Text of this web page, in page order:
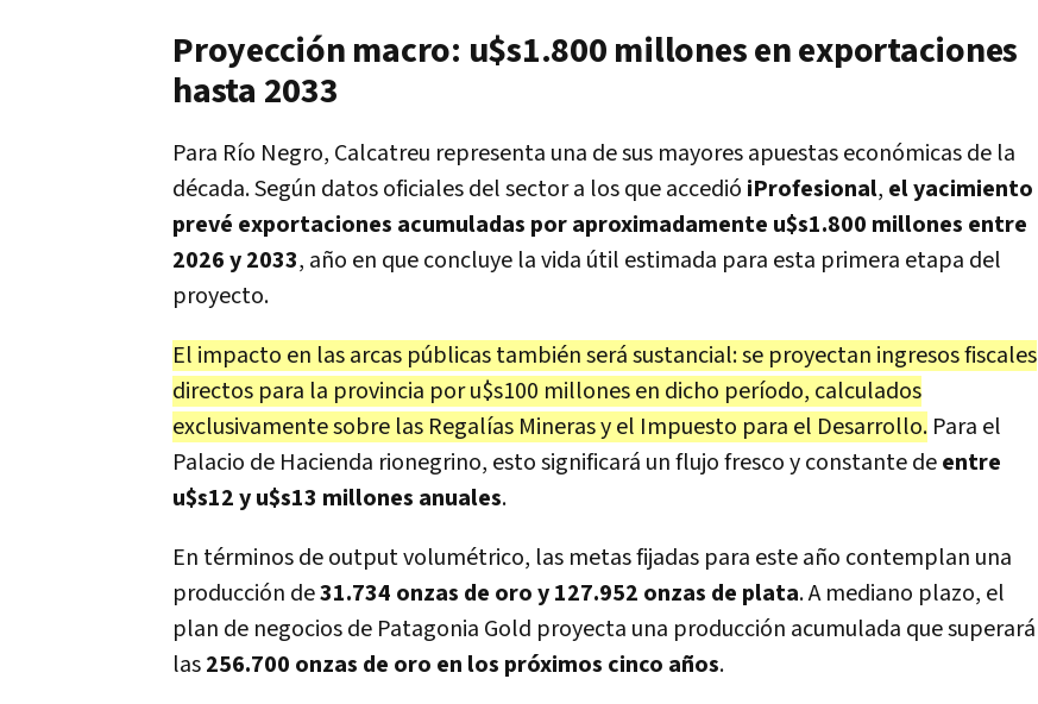
Proyección macro: u$s1.800 millones en exportaciones
hasta 2033
Para Río Negro, Calcatreu representa una de sus mayores apuestas económicas de la
década. Según datos oficiales del sector a los que accedió iProfesional, el yacimiento
prevé exportaciones acumuladas por aproximadamente u$s1.800 millones entre
2026 y 2033, año en que concluye la vida útil estimada para esta primera etapa del
proyecto.
El impacto en las arcas públicas también será sustancial: se proyectan ingresos fiscales
directos para la provincia por u$s100 millones en dicho período, calculados
exclusivamente sobre las Regalías Mineras y el Impuesto para el Desarrollo. Para el
Palacio de Hacienda rionegrino, esto significará un flujo fresco y constante deentre
u$s12 y u$s13 millones anuales.
En términos de output volumétrico, las metas fijadas para este año contemplan una
producción de31.734 onzas de oro y 127.952 onzas de plata. A mediano plazo, el
plan de negocios de Patagonia Gold proyecta una producción acumulada que superará
las256.700 onzas de oro en los próximos cinco años.